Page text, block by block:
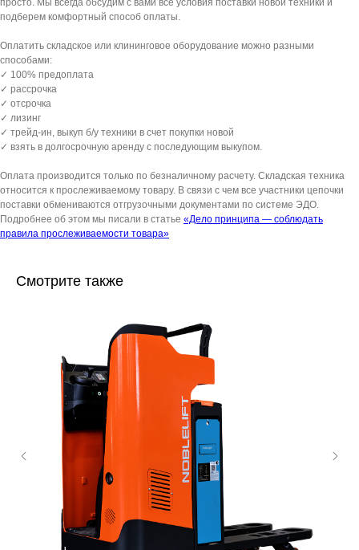
просто. Мы всегда обсудим с вами все условия поставки новой техники и
подберем комфортный способ оплаты.
Оплатить складское или клининговое оборудование можно разными
способами:
✓ 100% предоплата
✓ рассрочка
✓ отсрочка
✓ лизинг
✓ трейд-ин, выкуп б/у техники в счет покупки новой
✓ взять в долгосрочную аренду с последующим выкупом.
Оплата производится только по безналичному расчету. Складская техника
относится к прослеживаемому товару. В связи с чем все участники цепочки
поставки обмениваются отгрузочными документами по системе ЭДО.
Подробнее об этом мы писали в статье «Дело принципа — соблюдать
правила прослеживаемости товара»
Смотрите также